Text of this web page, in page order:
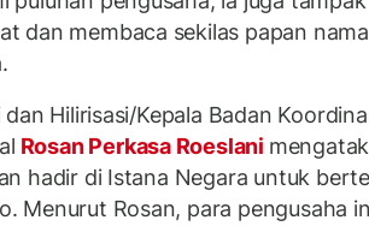
dan membaca sekilas papan
Hilirisasi/Kepala Badan
Rosan Perkasa Roeslani
hadir di Istana Negara untuk
Menurut Rosan, para pengusaha